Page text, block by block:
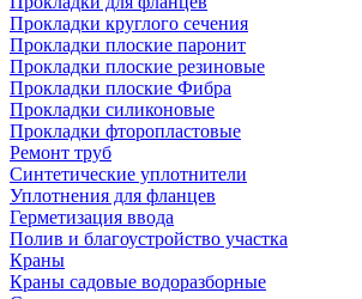
Прокладки круглого сечения
Прокладки плоские паронит
Прокладки плоские резиновые
Прокладки плоские Фибра
Прокладки силиконовые
Прокладки фторопластовые
Ремонт труб
Синтетические уплотнители
Уплотнения для фланцев
Герметизация ввода
Полив и благоустройство участка
Краны
Краны садовые водоразборные